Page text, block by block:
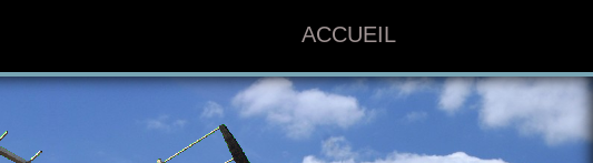
ACCUEIL